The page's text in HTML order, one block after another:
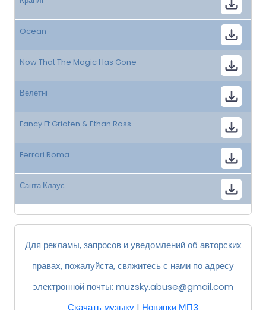
Ocean
Now That The Magic Has Gone
Велетні
Fancy Ft Grioten & Ethan Ross
Ferrari Roma
Санта Клаус
Для рекламы, запросов и уведомлений об авторских
правах, пожалуйста, свяжитесь с нами по адресу
электронной почты: muzsky.abuse@gmail.com
Скачать музыку | Новинки МП3